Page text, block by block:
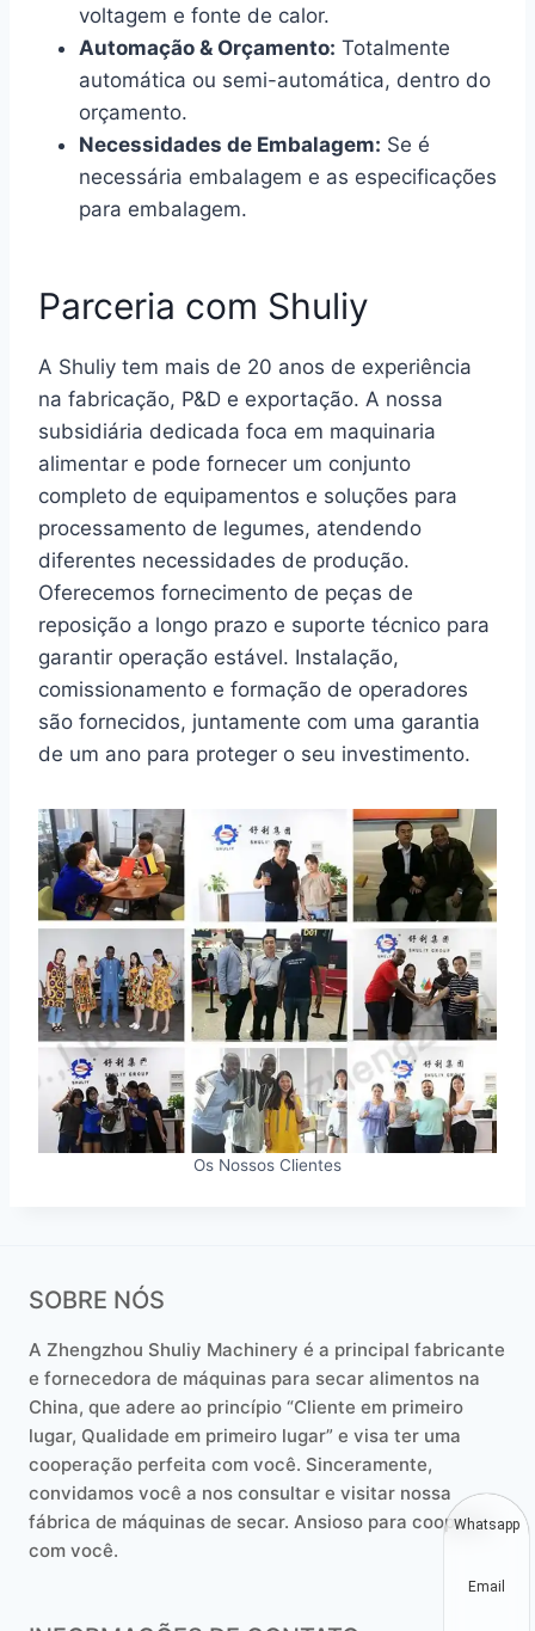
voltagem e fonte de calor.
Automação & Orçamento: Totalmente
automática ou semi-automática, dentro do
orçamento.
Necessidades de Embalagem: Se é
necessária embalagem e as especificações
para embalagem.
Parceria com Shuliy
A Shuliy tem mais de 20 anos de experiência
na fabricação, P&D e exportação. A nossa
subsidiária dedicada foca em maquinaria
alimentar e pode fornecer um conjunto
completo de equipamentos e soluções para
processamento de legumes, atendendo
diferentes necessidades de produção.
Oferecemos fornecimento de peças de
reposição a longo prazo e suporte técnico para
garantir operação estável. Instalação,
comissionamento e formação de operadores
são fornecidos, juntamente com uma garantia
de um ano para proteger o seu investimento.
Os Nossos Clientes
SOBRE NÓS
A Zhengzhou Shuliy Machinery é a principal fabricante
e fornecedora de máquinas para secar alimentos na
China, que adere ao princípio “Cliente em primeiro
lugar, Qualidade em primeiro lugar” e visa ter uma
cooperação perfeita com você. Sinceramente,
convidamos você a nos consultar e visitar nossa
fábrica de máquinas de secar. Ansioso para cooperar
com você.
Whatsapp
Email